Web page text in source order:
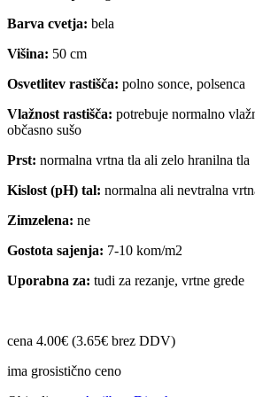
Barva cvetja: bela
Višina: 50 cm
Osvetlitev rastišča: polno sonce, polsenca
Vlažnost rastišča: potrebuje normalno
občasno sušo
Prst: normalna vrtna tla ali zelo hranilna tla
Kislost (pH) tal: normalna ali nevtralna
Zimzelena: ne
Gostota sajenja: 7-10 kom/m2
Uporabna za: tudi za rezanje, vrtne grede
cena 4.00€ (3.65€ brez DDV)
ima grosistično ceno